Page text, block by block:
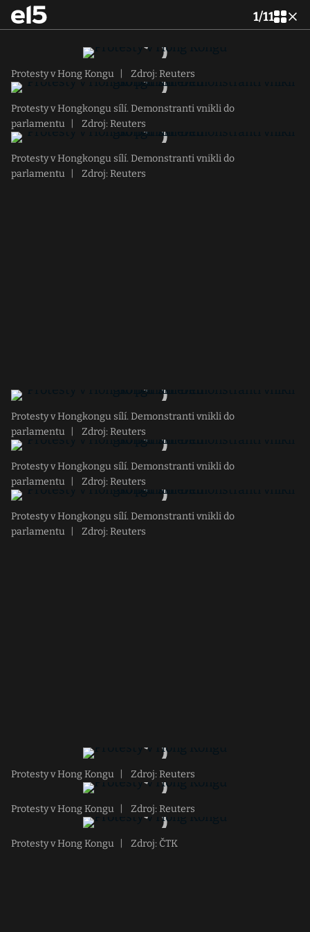
1/11
Protesty v Hong Kongu Zdroj: Reuters
Protesty v Hongkongu sílí. Demonstranti vnikli do
parlamentu
Zdroj: Reuters
Protesty v Hongkongu sílí. Demonstranti vnikli do
parlamentu
Zdroj: Reuters
Protesty v Hongkongu sílí. Demonstranti vnikli do
parlamentu
Zdroj: Reuters
Protesty v Hongkongu sílí. Demonstranti vnikli do
parlamentu
Zdroj: Reuters
Protesty v Hongkongu sílí. Demonstranti vnikli do
parlamentu
Zdroj: Reuters
Protesty v Hong Kongu Zdroj: Reuters
Protesty v Hong Kongu Zdroj: Reuters
Protesty v Hong Kongu Zdroj: ČTK